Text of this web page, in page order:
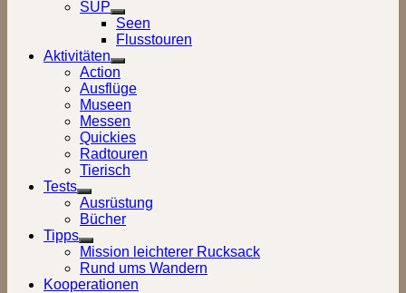
SUP
Show
sub
menu
Seen
Flusstouren
Aktivitäten
Show
sub
menu
Action
Ausflüge
Museen
Messen
Quickies
Radtouren
Tierisch
Tests
Show
sub
menu
Ausrüstung
Bücher
Tipps
Show
sub
menu
Mission leichterer Rucksack
Rund ums Wandern
Kooperationen